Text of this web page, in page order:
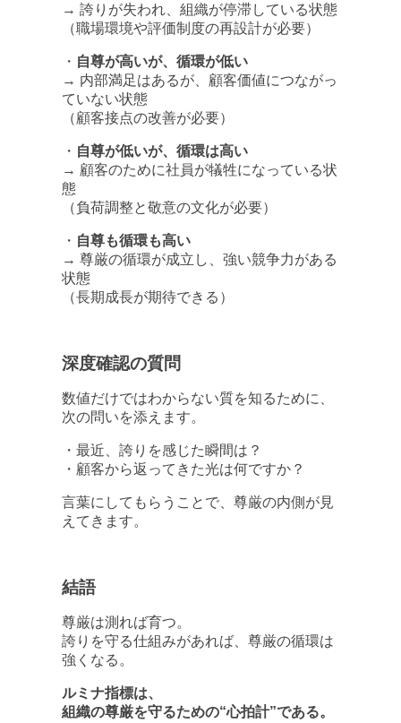
→ 誇りが失われ、組織が停滞している状態
（職場環境や評価制度の再設計が必要）
・ 自尊が高いが、循環が低い
→ 内部満足はあるが、顧客価値につながっ
ていない状態
（顧客接点の改善が必要）
・ 自尊が低いが、循環は高い
→ 顧客のために社員が犠牲になっている状
態
（負荷調整と敬意の文化が必要）
・ 自尊も循環も高い
→ 尊厳の循環が成立し、強い競争力がある
状態
（長期成長が期待できる）
深度確認の質問
数値だけではわからない質を知るために、
次の問いを添えます。
・最近、誇りを感じた瞬間は？
・顧客から返ってきた光は何ですか？
言葉にしてもらうことで、尊厳の内側が見
えてきます。
結語
尊厳は測れば育つ。
誇りを守る仕組みがあれば、尊厳の循環は
強くなる。
ルミナ指標は、
組織の尊厳を守るための“心拍計”である。